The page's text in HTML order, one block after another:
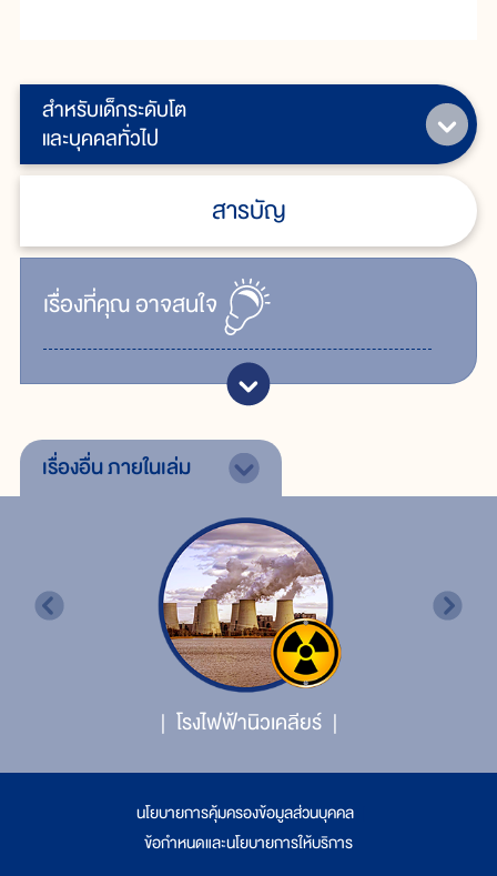
สำหรับเด็กระดับโต
และบุคคลทั่วไป
สารบัญ
เรื่ิองที่คุณอาจสนใจ
เรื่องอื่นภายในเล่ม
โรงไฟฟ้านิวเคลียร์
นโยบายการคุ้มครองข้อมูลส่วนบุคคล
ข้อกำหนดและนโยบายการให้บริการ